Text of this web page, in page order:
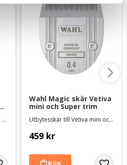
Specialskär till Motiva, Super Groom, Creativa, och Bravura
Wahl Magic skär Vetiva
mini och Super trim
Utbytesskär till Vetiva mini och Super trim - Lämnar 0,4 mm
459 kr